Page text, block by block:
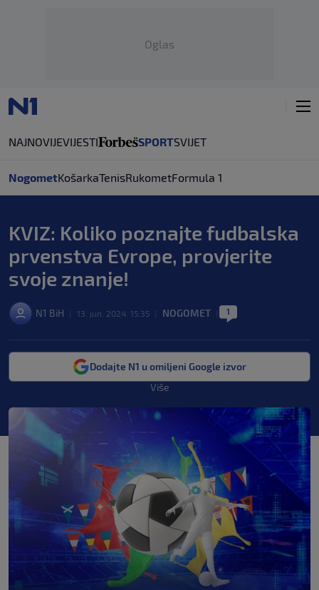
Oglas
NAJNOVIJEVIJESTI SPORTSVIJET
NogometKošarkaTenisRukometFormula 1
KVIZ: Koliko poznajte fudbalska
prvenstva Evrope, provjerite
svoje znanje!
N1 BiH 13. jun. 2024. 15:35 NOGOMET 1
Dodajte N1 u omiljeni Google izvor
Više